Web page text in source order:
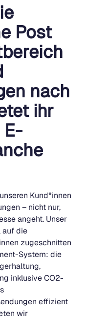
Post
nach
ihr
Kund*innen
– nicht nur,
angeht. Unser
auf die
zugeschnitten
System: die
inklusive CO2-
effizient
wir